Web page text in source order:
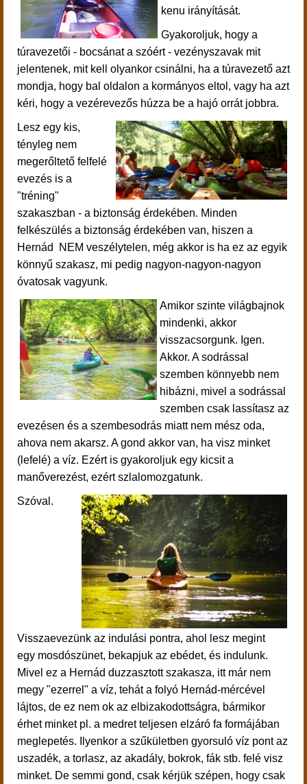
kenu irányítását.
Gyakoroljuk, hogy a
túravezetői - bocsánat a szóért - vezényszavak mit
jelentenek, mit kell olyankor csinálni, ha a túravezető azt
mondja, hogy bal oldalon a kormányos eltol, vagy ha azt
kéri, hogy a vezérevezős húzza be a hajó orrát jobbra.
Lesz egy kis,
tényleg nem
megerőltető felfelé
evezés is a
"tréning"
szakaszban - a biztonság érdekében. Minden
felkészülés a biztonság érdekében van, hiszen a
Hernád NEM veszélytelen, még akkor is ha ez az egyik
könnyű szakasz, mi pedig nagyon-nagyon-nagyon
óvatosak vagyunk.
Amikor szinte világbajnok
mindenki, akkor
visszacsorgunk. Igen.
Akkor. A sodrással
szemben könnyebb nem
hibázni, mivel a sodrással
szemben csak lassítasz az
evezésen és a szembesodrás miatt nem mész oda,
ahova nem akarsz. A gond akkor van, ha visz minket
(lefelé) a víz. Ezért is gyakoroljuk egy kicsit a
manőverezést, ezért szlalomozgatunk.
Szóval.
Visszaevezünk az indulási pontra, ahol lesz megint
egy mosdószünet, bekapjuk az ebédet, és indulunk.
Mivel ez a Hernád duzzasztott szakasza, itt már nem
megy "ezerrel" a víz, tehát a folyó Hernád-mércével
lájtos, de ez nem ok az elbizakodottságra, bármikor
érhet minket pl. a medret teljesen elzáró fa formájában
meglepetés. Ilyenkor a szűkületben gyorsuló víz pont az
uszadék, a torlasz, az akadály, bokrok, fák stb. felé visz
minket. De semmi gond, csak kérjük szépen, hogy csak